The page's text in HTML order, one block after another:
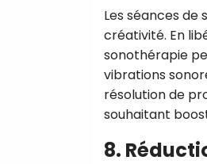
Les séances
créativité. En
sonothérapie
vibrations
résolution de
souhaitant
8.